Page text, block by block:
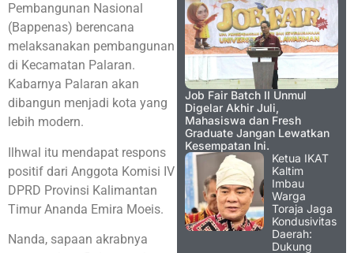
Pembangunan Nasional
(Bappenas) berencana
melaksanakan pembangunan
di Kecamatan Palaran.
Kabarnya Palaran akan
dibangun menjadi kota yang
lebih modern.
Ilhwal itu mendapat respons
positif dari Anggota Komisi IV
DPRD Provinsi Kalimantan
Timur Ananda Emira Moeis.
Nanda, sapaan akrabnya
Job Fair Batch II Unmul
Digelar Akhir Juli,
Mahasiswa dan Fresh
Graduate Jangan Lewatkan
Kesempatan Ini.
Ketua IKAT
Kaltim
Imbau
Warga
Toraja Jaga
Kondusivitas
Daerah:
Dukung